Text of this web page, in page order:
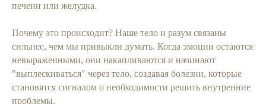
печени или желудка.
Почему это происходит? Наше тело и разум связаны
сильнее, чем мы привыкли думать. Когда эмоции остаются
невыраженными, они накапливаются и начинают
"выплескиваться" через тело, создавая болезни, которые
становятся сигналом о необходимости решить внутренние
проблемы.